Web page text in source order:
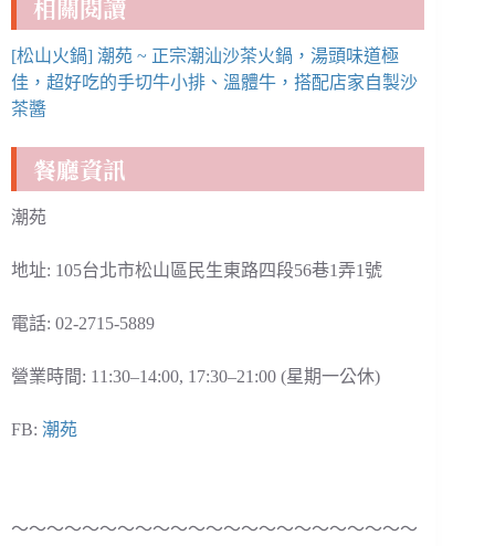
相關閱讀
[松山火鍋] 潮苑 ~ 正宗潮汕沙茶火鍋，湯頭味道極
佳，超好吃的手切牛小排、溫體牛，搭配店家自製沙
茶醬
餐廳資訊
潮苑
地址: 105台北市松山區民生東路四段56巷1弄1號
電話: 02-2715-5889
營業時間: 11:30–14:00, 17:30–21:00 (星期一公休)
FB: 潮苑
～～～～～～～～～～～～～～～～～～～～～～～